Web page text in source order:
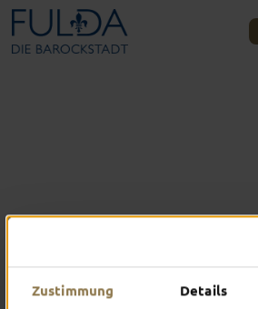
Zustimmung Details